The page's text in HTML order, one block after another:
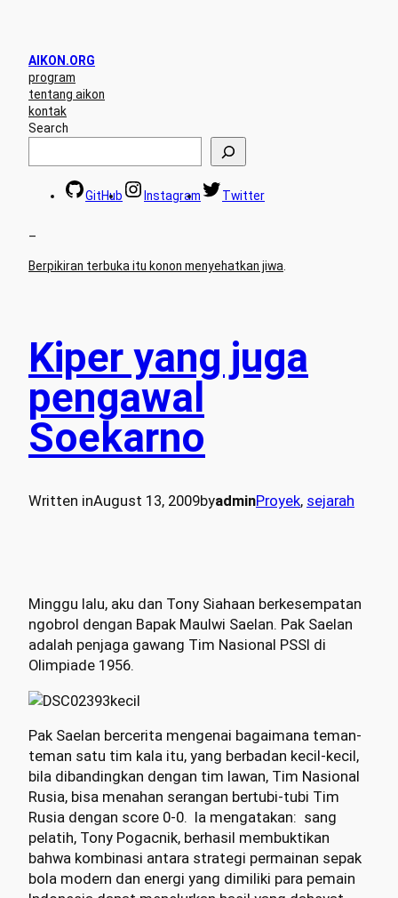
AIKON.ORG
program
tentang aikon
kontak
Search
GitHub Instagram Twitter
–
Berpikiran terbuka itu konon menyehatkan jiwa
Kiper yang juga
pengawal
Soekarno
Written inAugust 13, 2009byadminProyek, sejarah
Minggu lalu, aku dan Tony Siahaan berkesempatan
ngobrol dengan Bapak Maulwi Saelan. Pak Saelan
adalah penjaga gawang Tim Nasional PSSI di
Olimpiade 1956.
Pak Saelan bercerita mengenai bagaimana teman-
teman satu tim kala itu, yang berbadan kecil-kecil,
bila dibandingkan dengan tim lawan, Tim Nasional
Rusia, bisa menahan serangan bertubi-tubi Tim
Rusia dengan score 0-0. Ia mengatakan: sang
pelatih, Tony Pogacnik, berhasil membuktikan
bahwa kombinasi antara strategi permainan sepak
bola modern dan energi yang dimiliki para pemain